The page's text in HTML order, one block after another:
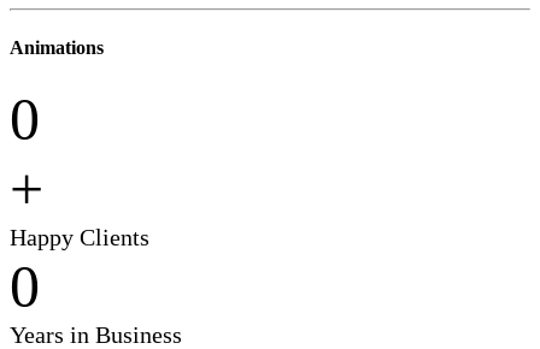
Animations
0
+
Happy Clients
0
Years in Business